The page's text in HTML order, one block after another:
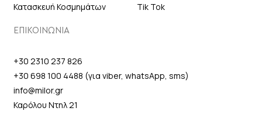
Κατασκευή Κοσμημάτων
Tik Tok
ΕΠΙΚΟΙΝΩΝΙΑ
+30 2310 237 826
+30 698 100 4488 (για viber, whatsApp, sms)
info@milor.gr
Καρόλου Ντηλ 21